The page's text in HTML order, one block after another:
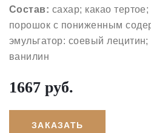
Состав: сахар; какао
порошок с пониженным
эмульгатор: соевый лецитин;
ванилин
1667 руб.
ЗАКАЗАТЬ